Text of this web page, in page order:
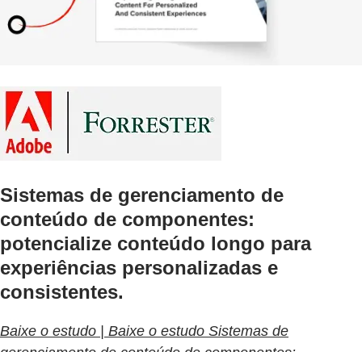
Sistemas de gerenciamento de
conteúdo de componentes:
potencialize conteúdo longo para
experiências personalizadas e
consistentes.
Baixe o estudo | Baixe o estudo Sistemas de